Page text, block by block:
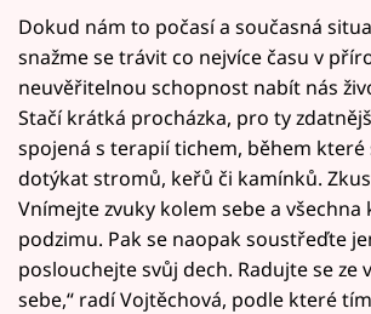
Dokud nám to počasí a současná
snažme se trávit co nejvíce času v
neuvěřitelnou schopnost nabít nás
Stačí krátká procházka, pro ty
spojená s terapií tichem, během které
dotýkat stromů, keřů či kamínků.
Vnímejte zvuky kolem sebe a všechna
podzimu. Pak se naopak soustřeďte
poslouchejte svůj dech. Radujte se ze
sebe,“ radí Vojtěchová, podle které